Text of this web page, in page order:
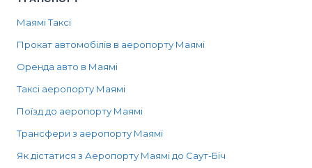
Маямі Таксі
Прокат автомобілів в аеропорту Маямі
Оренда авто в Маямі
Таксі аеропорту Маямі
Поїзд до аеропорту Маямі
Трансфери з аеропорту Маямі
Як дістатися з Аеропорту Маямі до Саут-Біч